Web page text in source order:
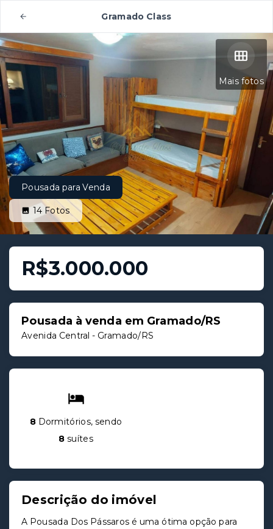
Gramado Class
Mais fotos
Pousada para Venda
14 Fotos
R$3.000.000
Pousada à venda em Gramado/RS
Avenida Central - Gramado/RS
8 Dormitórios, sendo
8 suítes
Descrição do imóvel
A Pousada Dos Pássaros é uma ótima opção para